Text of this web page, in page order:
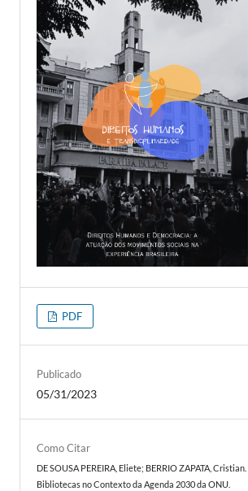
PDF
Publicado
05/31/2023
Como Citar
DE SOUSA PEREIRA, Eliete; BERRIO ZAPATA, Cristian.
Bibliotecas no Contexto da Agenda 2030 da ONU.